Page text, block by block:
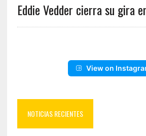
Eddie Vedder cierra su gira
View on
NOTICIAS RECIENTES